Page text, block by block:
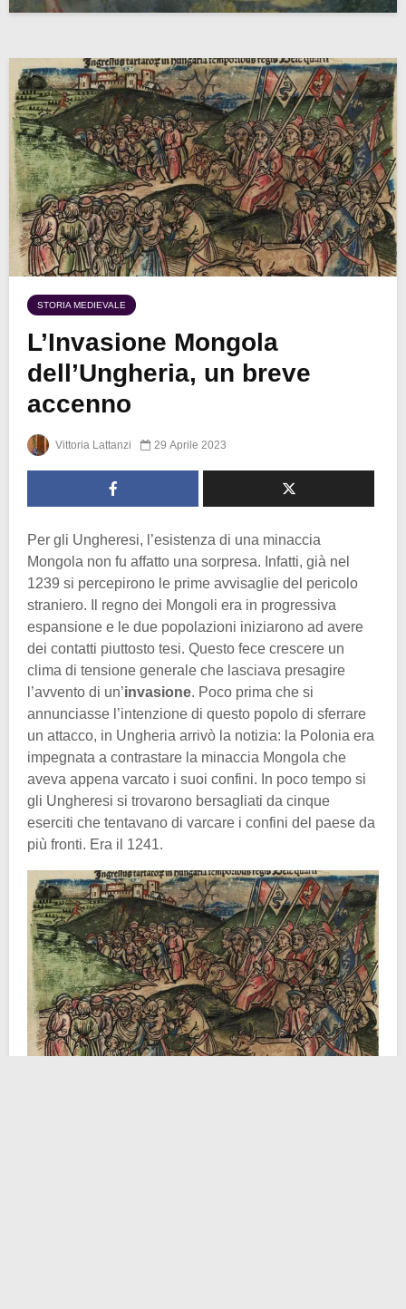
STORIA MEDIEVALE
L’Invasione Mongola
dell’Ungheria, un breve
accenno
Vittoria Lattanzi 29 Aprile 2023
Per gli Ungheresi, l’esistenza di una minaccia
Mongola non fu affatto una sorpresa. Infatti, già nel
1239 si percepirono le prime avvisaglie del pericolo
straniero. Il regno dei Mongoli era in progressiva
espansione e le due popolazioni iniziarono ad avere
dei contatti piuttosto tesi. Questo fece crescere un
clima di tensione generale che lasciava presagire
l’avvento di un’invasione. Poco prima che si
annunciasse l’intenzione di questo popolo di sferrare
un attacco, in Ungheria arrivò la notizia: la Polonia era
impegnata a contrastare la minaccia Mongola che
aveva appena varcato i suoi confini. In poco tempo si
gli Ungheresi si trovarono bersagliati da cinque
eserciti che tentavano di varcare i confini del paese da
più fronti. Era il 1241.